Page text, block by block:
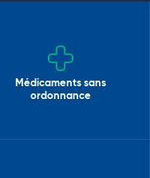
Médicaments sans
ordonnance